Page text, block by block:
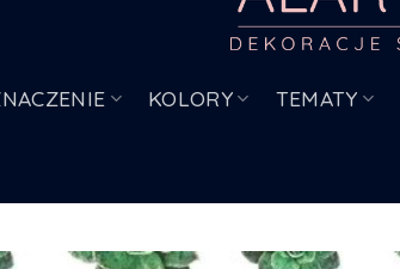
KOLORY TEMATY